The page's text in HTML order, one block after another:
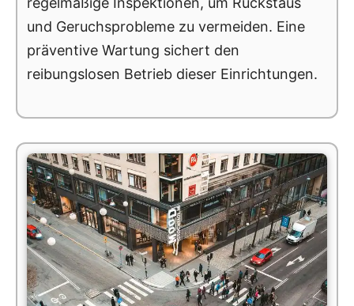
und Geruchsprobleme zu vermeiden. Eine
präventive Wartung sichert den
reibungslosen Betrieb dieser Einrichtungen.